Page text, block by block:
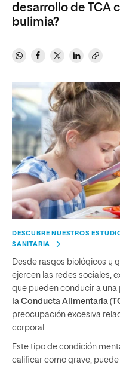
desarrollo de TCA
bulimia?
DESCUBRE NUESTROS
SANITARIA
Desde rasgos biológicos y
ejercen las redes sociales,
que pueden conducir a una
la Conducta Alimentaria (
preocupación excesiva
corporal.
Este tipo de condición
calificar como grave,